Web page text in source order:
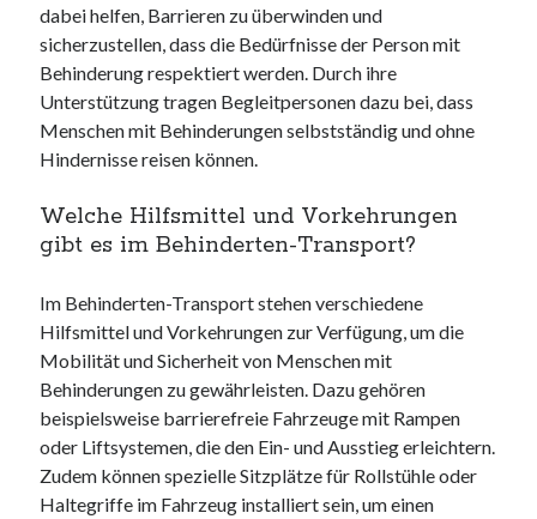
dabei helfen, Barrieren zu überwinden und
sicherzustellen, dass die Bedürfnisse der Person mit
Behinderung respektiert werden. Durch ihre
Unterstützung tragen Begleitpersonen dazu bei, dass
Menschen mit Behinderungen selbstständig und ohne
Hindernisse reisen können.
Welche Hilfsmittel und Vorkehrungen
gibt es im Behinderten-Transport?
Im Behinderten-Transport stehen verschiedene
Hilfsmittel und Vorkehrungen zur Verfügung, um die
Mobilität und Sicherheit von Menschen mit
Behinderungen zu gewährleisten. Dazu gehören
beispielsweise barrierefreie Fahrzeuge mit Rampen
oder Liftsystemen, die den Ein- und Ausstieg erleichtern.
Zudem können spezielle Sitzplätze für Rollstühle oder
Haltegriffe im Fahrzeug installiert sein, um einen